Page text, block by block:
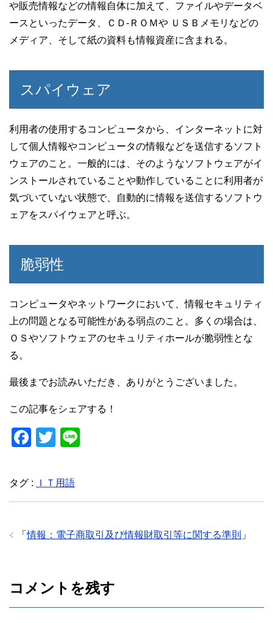
や販売情報などの情報自体に加えて、ファイルやデータベ
ースといったデータ、ＣＤ‐ＲＯＭや ＵＳＢメモリなどの
メディア、そして紙の資料も情報資産に含まれる。
スパイウェア
利用者の使用するコンピュータから、インターネットに対
して個人情報やコンピュータの情報などを送信するソフト
ウェアのこと。一般的には、そのようなソフトウェアがイ
ンストールされていることや動作していることに利用者が
気づいていない状態で、自動的に情報を送信するソフトウ
ェアをスパイウェアと呼ぶ。
脆弱性
コンピュータやネットワークにおいて、情報セキュリティ
上の問題となる可能性がある弱点のこと。多くの場合は、
ＯＳやソフトウェアのセキュリティホールが脆弱性とな
る。
最後までお読みいただき、ありがとうございました。
この記事をシェアする！
F
c
e
o
T
tt
er
タグ : ＩＴ用語
「情報：電子商取引及び情報財取引等に関する準則 」
コメントを残す